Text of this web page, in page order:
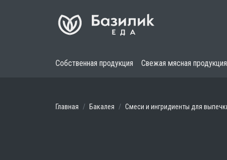
Собственная продукция Свежая мясная продукция
Главная Бакалея Смеси и ингридиенты для